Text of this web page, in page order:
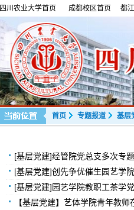
四川农业大学首页 成都校区首页 都
首页 专题报道 基层
[基层党建]经管院党总支多次专
[基层党建]创先争优催生园艺学
[基层党建]园艺学院教职工茶学
【基层党建】艺体学院青年教